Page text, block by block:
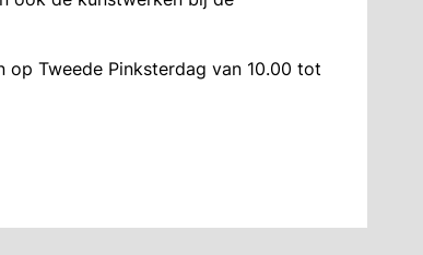
Tweede Pinksterdag van 10.00 tot